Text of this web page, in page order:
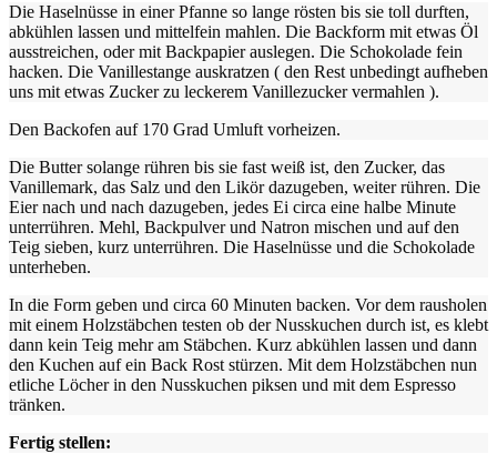
Die Haselnüsse in einer Pfanne so lange rösten bis sie toll durften,
abkühlen lassen und mittelfein mahlen. Die Backform mit etwas Öl
ausstreichen, oder mit Backpapier auslegen. Die Schokolade fein
hacken. Die Vanillestange auskratzen ( den Rest unbedingt aufheben
uns mit etwas Zucker zu leckerem Vanillezucker vermahlen ).
Den Backofen auf 170 Grad Umluft vorheizen.
Die Butter solange rühren bis sie fast weiß ist, den Zucker, das
Vanillemark, das Salz und den Likör dazugeben, weiter rühren. Die
Eier nach und nach dazugeben, jedes Ei circa eine halbe Minute
unterrühren. Mehl, Backpulver und Natron mischen und auf den
Teig sieben, kurz unterrühren. Die Haselnüsse und die Schokolade
unterheben.
In die Form geben und circa 60 Minuten backen. Vor dem rausholen
mit einem Holzstäbchen testen ob der Nusskuchen durch ist, es klebt
dann kein Teig mehr am Stäbchen. Kurz abkühlen lassen und dann
den Kuchen auf ein Back Rost stürzen. Mit dem Holzstäbchen nun
etliche Löcher in den Nusskuchen piksen und mit dem Espresso
tränken.
Fertig stellen: